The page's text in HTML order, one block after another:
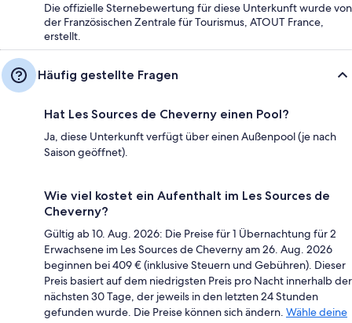
Die offizielle Sternebewertung für diese Unterkunft wurde von
der Französischen Zentrale für Tourismus, ATOUT France,
erstellt.
Häufig gestellte Fragen
Hat Les Sources de Cheverny einen Pool?
Ja, diese Unterkunft verfügt über einen Außenpool (je nach
Saison geöffnet).
Wie viel kostet ein Aufenthalt im Les Sources de
Cheverny?
Gültig ab 10. Aug. 2026: Die Preise für 1 Übernachtung für 2
Erwachsene im Les Sources de Cheverny am 26. Aug. 2026
beginnen bei 409 € (inklusive Steuern und Gebühren). Dieser
Preis basiert auf dem niedrigsten Preis pro Nacht innerhalb der
nächsten 30 Tage, der jeweils in den letzten 24 Stunden
gefunden wurde. Die Preise können sich ändern. Wähle deine